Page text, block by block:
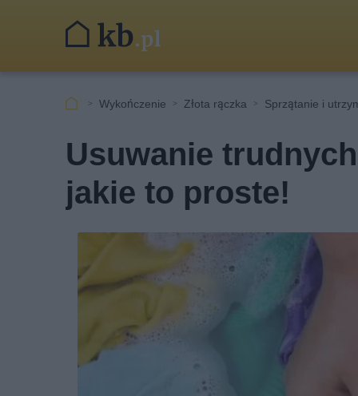
Wykończenie Złota rączka Sprzątanie i
Usuwanie
jakie to proste!